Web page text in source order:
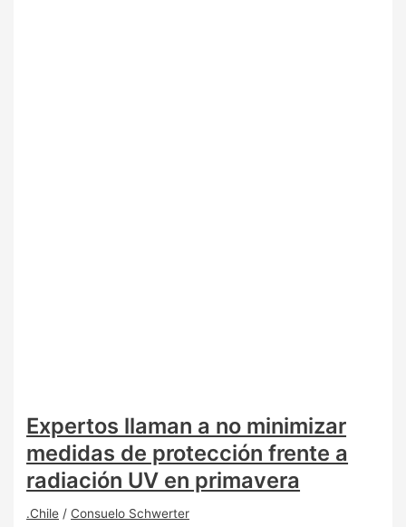
Expertos llaman a no minimizar
medidas de protección frente a
radiación UV en primavera
.Chile / Consuelo Schwerter